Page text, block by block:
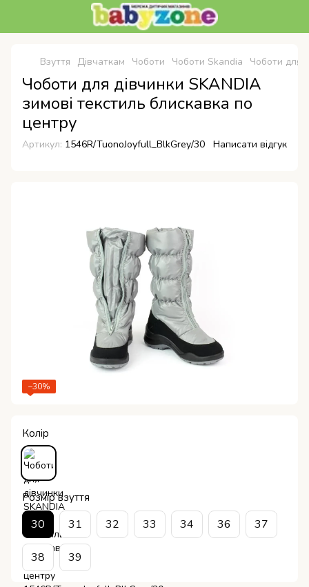
Взуття Дівчаткам Чоботи Чоботи Skandia Чоботи для
Чоботи для дівчинки SKANDIA
зимові текстиль блискавка по
центру
Артикул: 1546R/TuonoJoyfull_BlkGrey/30 Написати відгук
−30%
Колір
Розмір взуття
30 31 32 33 34 36 37
38 39